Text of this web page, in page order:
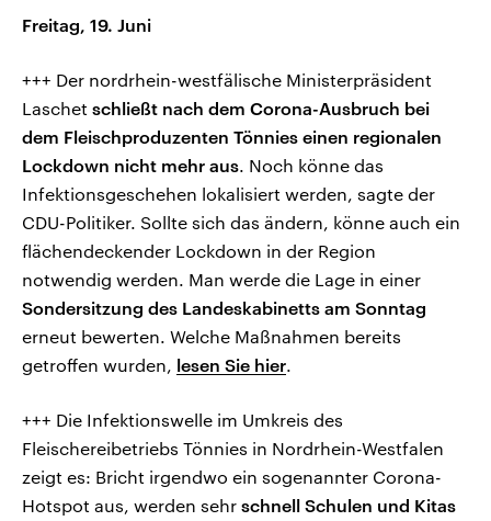
Freitag, 19. Juni
+++ Der nordrhein-westfälische Ministerpräsident
Laschet schließt nach dem Corona-Ausbruch bei
dem Fleischproduzenten Tönnies einen regionalen
Lockdown nicht mehr aus. Noch könne das
Infektionsgeschehen lokalisiert werden, sagte der
CDU-Politiker. Sollte sich das ändern, könne auch ein
flächendeckender Lockdown in der Region
notwendig werden. Man werde die Lage in einer
Sondersitzung des Landeskabinetts am Sonntag
erneut bewerten. Welche Maßnahmen bereits
getroffen wurden, lesen Sie hier.
+++ Die Infektionswelle im Umkreis des
Fleischereibetriebs Tönnies in Nordrhein-Westfalen
zeigt es: Bricht irgendwo ein sogenannter Corona-
Hotspot aus, werden sehr schnell Schulen und Kitas